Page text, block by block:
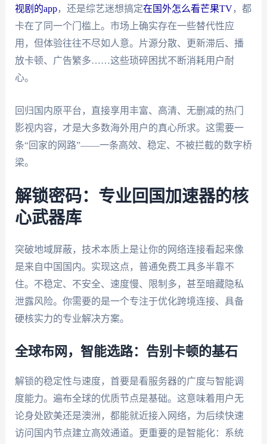
视剧的app，还是综艺迷想搞定在国外怎么看芒果TV，都
卡在了同一个门槛上。市场上确实存在一些替代性应
用，但体验往往不尽如人意。片源分散、更新滞后、播
放卡顿、广告繁多……这些琐碎困扰不断消耗用户耐
心。
回归国内原平台，直接享用丰富、高清、无删减的热门
影视内容，才是大多数海外用户的真心所求。这需要一
条“回家的网路”——一条高效、稳定、不被拦截的数字桥
梁。
解锁密码：专业回国加速器的核
心武器库
突破地域屏蔽，技术本质上是让你的网络连接看起来像
是来自中国国内。实现这点，普通免费工具多半靠不
住。不稳定、不安全、速度慢、限制多，甚至暗藏隐私
泄露风险。你需要的是一个专注于优化跨境连接、具备
硬核实力的专业解决方案。
全球布网，智能选路：告别卡顿的基石
解锁的稳定性与速度，首要是看服务器的广度与智能调
度能力。遍布全球的优质节点是基础。这意味着用户无
论身处欧美还是澳洲，都能就近接入网络，为后续快速
访问国内节点建立高效通道。更重要的是智能化：系统